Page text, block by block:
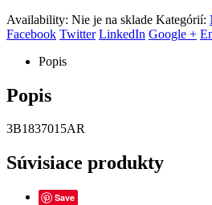
Availability: Nie je na sklade Kategórií:
Facebook Twitter LinkedIn Google +
Popis
Popis
3B1837015AR
Súvisiace produkty
Save